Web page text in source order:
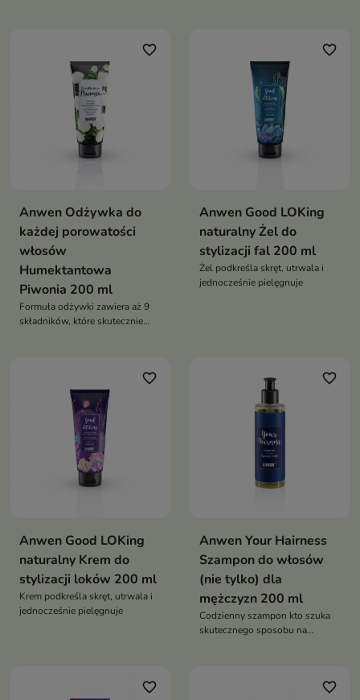
favorite_border
Anwen Odżywka do
każdej porowatości
włosów
Humektantowa
Piwonia 200 ml
Formuła odżywki zawiera aż 9
składników, które skutecznie
favorite_border
Anwen Good LOKing
naturalny Żel do
stylizacji fal 200 ml
Żel podkreśla skręt, utrwala i
jednocześnie pielęgnuje
favorite_border
Anwen Good LOKing
naturalny Krem do
stylizacji loków 200 ml
Krem podkreśla skręt, utrwala i
jednocześnie pielęgnuje
favorite_border
Anwen Your Hairness
Szampon do włosów
(nie tylko) dla
mężczyzn 200 ml
Codzienny szampon kto szuka
skutecznego sposobu na
favorite_border favorite_border